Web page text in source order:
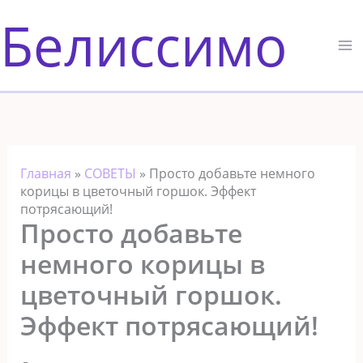
к
содержимому
Белиссимо
Главная » СОВЕТЫ » Просто добавьте немного
корицы в цветочный горшок. Эффект
потрясающий!
Просто добавьте
немного корицы в
цветочный горшок.
Эффект потрясающий!